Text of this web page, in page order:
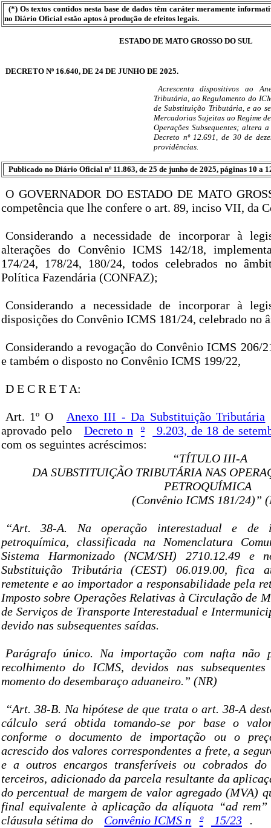
(*) Os textos contidos nesta base de dados têm caráter meramente
no Diário Oficial estão aptos à produção de efeitos legais.
ESTADO DE MATO GROSSO DO SUL
DECRETO Nº 16.640, DE 24 DE JUNHO DE 2025.
Acrescenta dispositivos ao
Tributária, ao Regulamento do
de Substituição Tributária, e ao
Mercadorias Sujeitas ao Regime
Operações Subsequentes; altera
Decreto nº 12.691, de 30 de
providências.
Publicado no Diário Oficial nº 11.863, de 25 de junho de 2025, páginas 10 a
O GOVERNADOR DO ESTADO DE MATO
competência que lhe confere o art. 89, inciso VII, da
Considerando a necessidade de incorporar à
alterações do Convênio ICMS 142/18,
174/24, 178/24, 180/24, todos celebrados no
Política Fazendária (CONFAZ);
Considerando a necessidade de incorporar à
disposições do Convênio ICMS 181/24, celebrado no
Considerando a revogação do Convênio ICMS 206/
e também o disposto no Convênio ICMS 199/22,
D E C R E T A:
Art. 1º O
Anexo III - Da Substituição Tributária
aprovado pelo
Decreto n º
9.203, de 18 de
com os seguintes acréscimos:
“TÍTULO III-A
DA SUBSTITUIÇÃO TRIBUTÁRIA NAS
PETROQUÍMICA
(Convênio ICMS 181/24)”
“Art. 38-A. Na operação interestadual e de
petroquímica, classificada na Nomenclatura
Sistema Harmonizado (NCM/SH) 2710.12.49 e
Substituição Tributária (CEST) 06.019.00, fica
remetente e ao importador a responsabilidade pela
Imposto sobre Operações Relativas à Circulação de
de Serviços de Transporte Interestadual e
devido nas subsequentes saídas.
Parágrafo único. Na importação com nafta não
recolhimento do ICMS, devidos nas
momento do desembaraço aduaneiro.” (NR)
“Art. 38-B. Na hipótese de que trata o art. 38-A
cálculo será obtida tomando-se por base o
conforme o documento de importação ou o
acrescido dos valores correspondentes a frete, a
e a outros encargos transferíveis ou cobrados
terceiros, adicionado da parcela resultante da
do percentual de margem de valor agregado (MVA)
final equivalente à aplicação da alíquota “ad
cláusula sétima do
Convênio ICMS n º 15/23 .